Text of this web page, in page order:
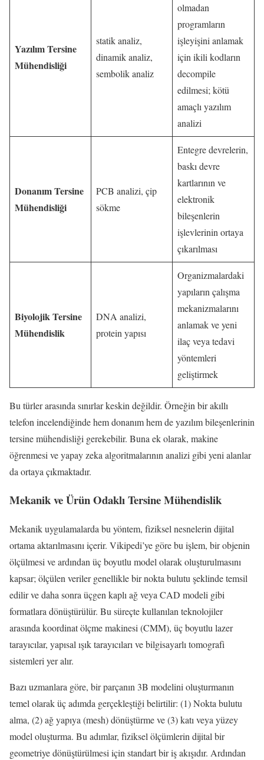
Yazılım Tersine
Mühendisliği
statik analiz,
dinamik analiz,
sembolik analiz
olmadan
programların
işleyişini anlamak
için ikili kodların
decompile
edilmesi; kötü
amaçlı yazılım
analizi
Donanım Tersine
Mühendisliği
PCB analizi, çip
sökme
Entegre devrelerin,
baskı devre
kartlarının ve
elektronik
bileşenlerin
işlevlerinin ortaya
çıkarılması
Biyolojik Tersine
Mühendislik
DNA analizi,
protein yapısı
Organizmalardaki
yapıların çalışma
mekanizmalarını
anlamak ve yeni
ilaç veya tedavi
yöntemleri
geliştirmek
Bu türler arasında sınırlar keskin değildir. Örneğin bir akıllı
telefon incelendiğinde hem donanım hem de yazılım bileşenlerinin
tersine mühendisliği gerekebilir. Buna ek olarak, makine
öğrenmesi ve yapay zeka algoritmalarının analizi gibi yeni alanlar
da ortaya çıkmaktadır.
Mekanik ve Ürün Odaklı Tersine Mühendislik
Mekanik uygulamalarda bu yöntem, fiziksel nesnelerin dijital
ortama aktarılmasını içerir. Vikipedi’ye göre bu işlem, bir objenin
ölçülmesi ve ardından üç boyutlu model olarak oluşturulmasını
kapsar; ölçülen veriler genellikle bir nokta bulutu şeklinde temsil
edilir ve daha sonra üçgen kaplı ağ veya CAD modeli gibi
formatlara dönüştürülür. Bu süreçte kullanılan teknolojiler
arasında koordinat ölçme makinesi (CMM), üç boyutlu lazer
tarayıcılar, yapısal ışık tarayıcıları ve bilgisayarlı tomografi
sistemleri yer alır.
Bazı uzmanlara göre, bir parçanın 3B modelini oluşturmanın
temel olarak üç adımda gerçekleştiği belirtilir: (1) Nokta bulutu
alma, (2) ağ yapıya (mesh) dönüştürme ve (3) katı veya yüzey
model oluşturma. Bu adımlar, fiziksel ölçümlerin dijital bir
geometriye dönüştürülmesi için standart bir iş akışıdır. Ardından